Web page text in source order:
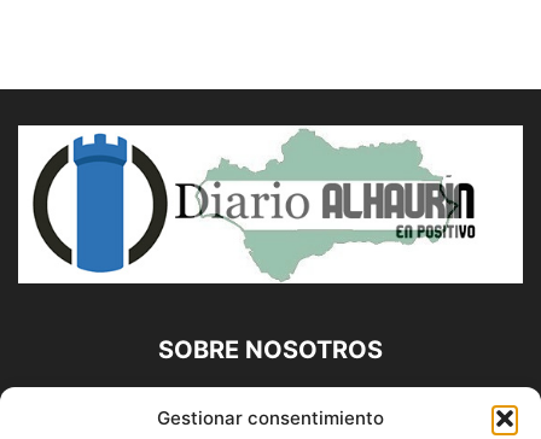
Gestionar consentimiento
SOBRE NOSOTROS
Diario Alhaurín (www.alhaurindelatorre.com) Propiedad de
Francisco E. López López | 639 95 71 95 | Noticias de